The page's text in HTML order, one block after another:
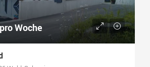
Woche